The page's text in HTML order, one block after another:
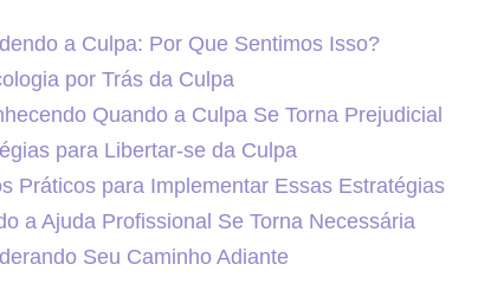
a Culpa: Por Que Sentimos Isso?
por Trás da Culpa
Quando a Culpa Se Torna Prejudicial
para Libertar-se da Culpa
Práticos para Implementar Essas Estratégias
a Ajuda Profissional Se Torna Necessária
Seu Caminho Adiante